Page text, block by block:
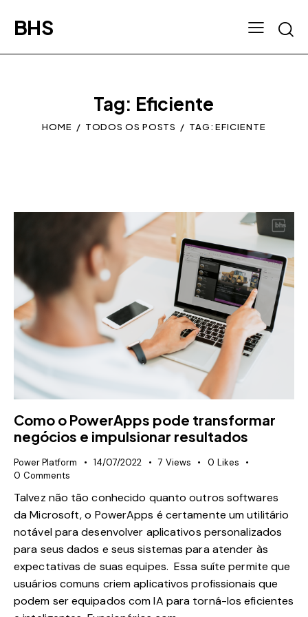
BHS
Tag: Eficiente
HOME TODOS OS POSTS TAG: EFICIENTE
Como o PowerApps pode transformar
negócios e impulsionar resultados
Power Platform 14/07/2022 7 Views 0 Likes
0 Comments
Talvez não tão conhecido quanto outros softwares
da Microsoft, o PowerApps é certamente um utilitário
notável para desenvolver aplicativos personalizados
para seus dados e seus sistemas para atender às
expectativas de suas equipes. Essa suíte permite que
usuários comuns criem aplicativos profissionais que
podem ser equipados com IA para torná-los eficientes